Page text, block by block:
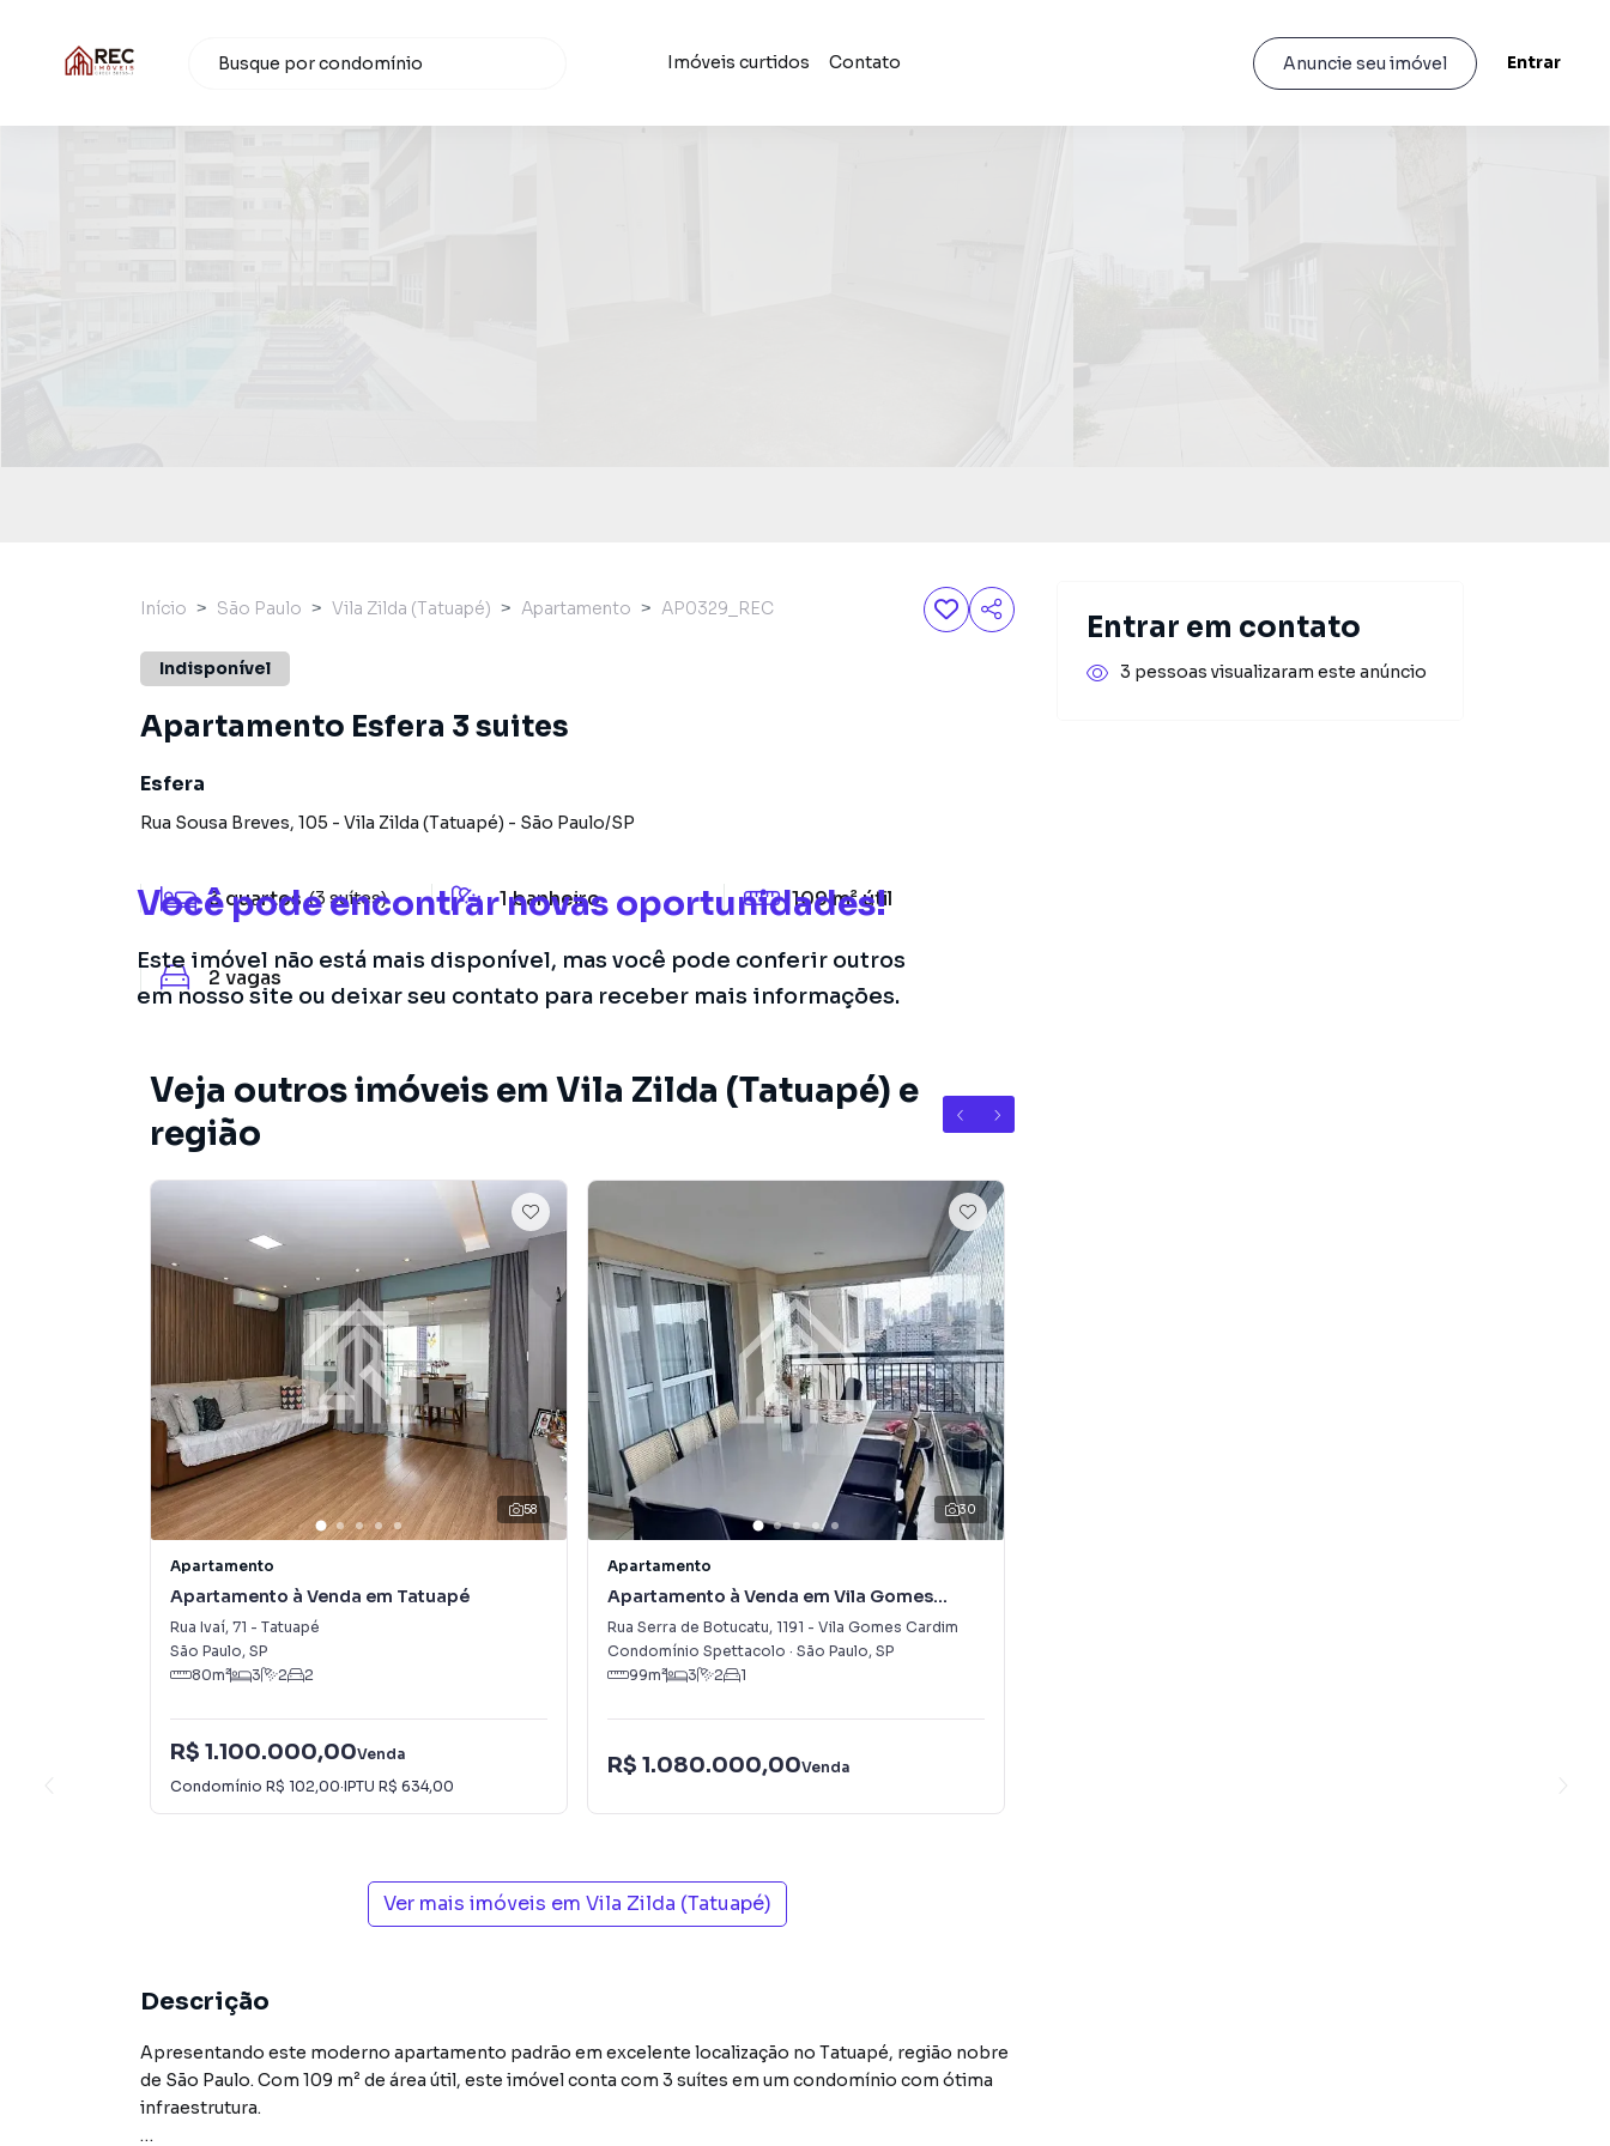
Imóveis curtidos Contato Anuncie seu imóvel Entrar
Você pode encontrar novas oportunidades!
Este imóvel não está mais disponível, mas você pode conferir outros
em nosso site ou deixar seu contato para receber mais informações.
Início São Paulo Vila Zilda (Tatuapé) Apartamento AP0329_REC
Indisponível
Apartamento Esfera 3 suites
Esfera
Rua Sousa Breves, 105 - Vila Zilda (Tatuapé) - São Paulo/SP
3 quartos (3 suítes) 1 banheiro 109 m²útil
2 vagas
Veja outros imóveis em Vila Zilda (Tatuapé) e
região
58
Apartamento
Apartamento à Venda em Tatuapé
Rua Ivaí, 71 - Tatuapé
São Paulo, SP
80m² 3 2 2
R$ 1.100.000,00Venda
Condomínio R$ 102,00·IPTU R$ 634,00
30
Apartamento
Apartamento à Venda em Vila Gomes
Cardim
Rua Serra de Botucatu, 1191 - Vila Gomes Cardim
Condomínio Spettacolo · São Paulo, SP
99m² 3 2 1
R$ 1.080.000,00Venda
Condomínio
Ver mais imóveis em Vila Zilda (Tatuapé)
Descrição
Apresentando este moderno apartamento padrão em excelente localização no Tatuapé, região nobre
de São Paulo. Com 109 m² de área útil, este imóvel conta com 3 suítes em um condomínio com ótima
infraestrutura.
Entrar em contato
3 pessoas visualizaram este anúncio